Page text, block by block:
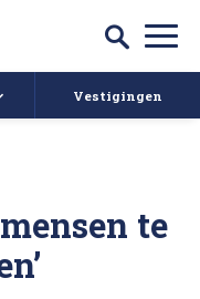
Vestigingen
te